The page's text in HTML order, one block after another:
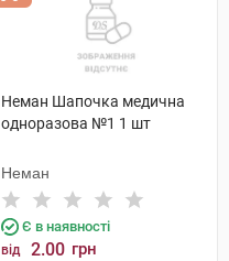
Неман Шапочка медична
одноразова №1 1 шт
Неман
Є в наявності
від 2.00 грн